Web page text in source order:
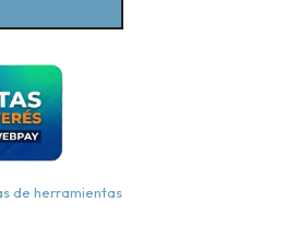
de herramientas